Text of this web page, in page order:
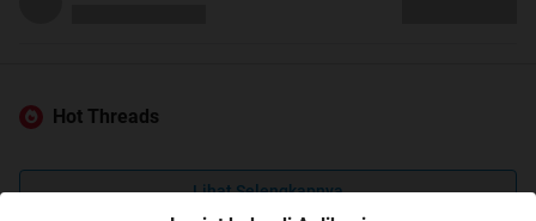
Hot Threads
Lihat Selengkapnya